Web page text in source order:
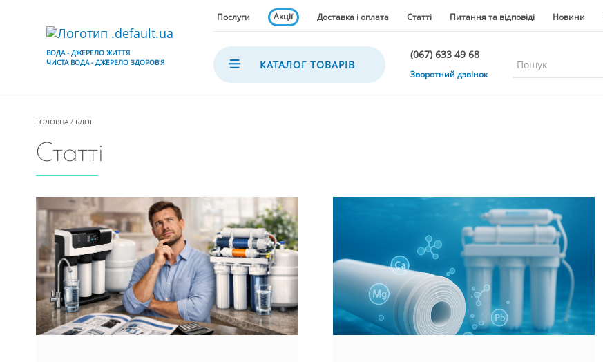
ВОДА - ДЖЕРЕЛО ЖИТТЯ
ЧИСТА ВОДА - ДЖЕРЕЛО ЗДОРОВ'Я
Послуги Акції Доставка і оплата Статті Питання та відповіді Новини
КАТАЛОГ ТОВАРІВ
(067) 633 49 68
(067) 633 49 68
(067) 635 35 36
Зворотний дзвінок
ГОЛОВНА БЛОГ
Статті